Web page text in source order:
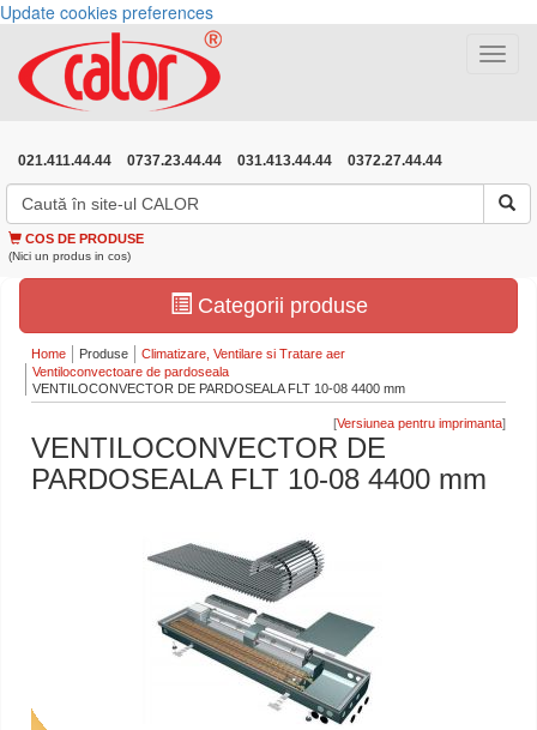
Update cookies preferences
Toggle
021.411.44.44 0737.23.44.44 031.413.44.44 0372.27.44.44
COS DE PRODUSE
(Nici un produs in cos)
Categorii produse
Home Produse
Climatizare, Ventilare si Tratare aer
Ventiloconvectoare de pardoseala
VENTILOCONVECTOR DE PARDOSEALA FLT 10-08 4400 mm
[ ]
VENTILOCONVECTOR DE
PARDOSEALA FLT 10-08 4400 mm